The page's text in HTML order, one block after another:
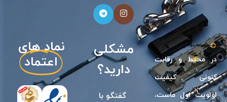
در محيط و رقابت
كنونى كيفيت
اولويت اول ماست،
مشکلی
نیازی
دارید؟
گفتگو با
نماد های
اعتماد